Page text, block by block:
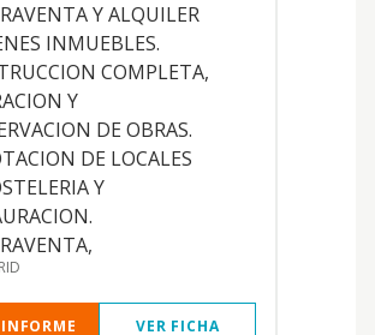
Y ALQUILER
INMUEBLES.
COMPLETA,
Y
DE OBRAS.
DE LOCALES
Y
VER FICHA